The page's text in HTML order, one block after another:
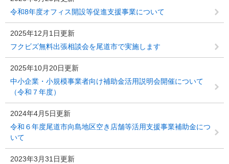
令和8年度オフィス開設等促進支援事業について
2025年12月1日更新
フクビズ無料出張相談会を尾道市で実施します
2025年10月20日更新
中小企業・小規模事業者向け補助金活用説明会開催について
（令和７年度）
2024年4月5日更新
令和６年度尾道市向島地区空き店舗等活用支援事業補助金につ
いて
2023年3月31日更新